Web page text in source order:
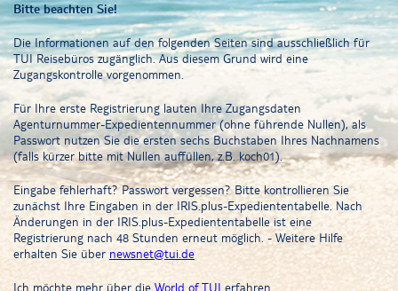
Bitte beachten Sie!
Die Informationen auf den folgenden Seiten sind ausschließlich für
TUI Reisebüros zugänglich. Aus diesem Grund wird eine
Zugangskontrolle vorgenommen.
Für Ihre erste Registrierung lauten Ihre Zugangsdaten
Agenturnummer-Expedientennummer (ohne führende Nullen), als
Passwort nutzen Sie die ersten sechs Buchstaben Ihres Nachnamens
(falls kürzer bitte mit Nullen auffüllen, z.B. koch01).
Eingabe fehlerhaft? Passwort vergessen? Bitte kontrollieren Sie
zunächst Ihre Eingaben in der IRIS.plus-Expediententabelle. Nach
Änderungen in der IRIS.plus-Expediententabelle ist eine
Registrierung nach 48 Stunden erneut möglich. - Weitere Hilfe
erhalten Sie über newsnet@tui.de
Ich möchte mehr über die World of TUI erfahren.